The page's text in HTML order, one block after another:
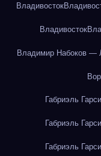
Владивосток
Владивосток
Владимир Набоков —
Габриэль
Габриэль
Габриэль